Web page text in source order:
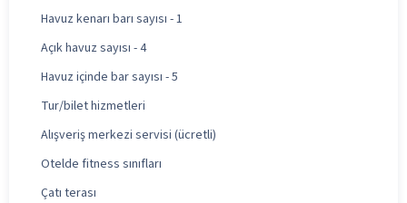
Havuz kenarı barı sayısı - 1
Açık havuz sayısı - 4
Havuz içinde bar sayısı - 5
Tur/bilet hizmetleri
Alışveriş merkezi servisi (ücretli)
Otelde fitness sınıfları
Çatı terası